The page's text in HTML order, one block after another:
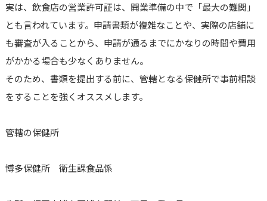
実は、飲食店の営業許可証は、開業準備の中で「最大の難関」
とも言われています。申請書類が複雑なことや、実際の店舗に
も審査が入ることから、申請が通るまでにかなりの時間や費用
がかかる場合も少なくありません。
そのため、書類を提出する前に、管轄となる保健所で事前相談
をすることを強くオススメします。
管轄の保健所
博多保健所 衛生課食品係